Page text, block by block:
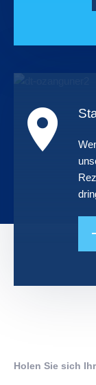
Holen Sie sich